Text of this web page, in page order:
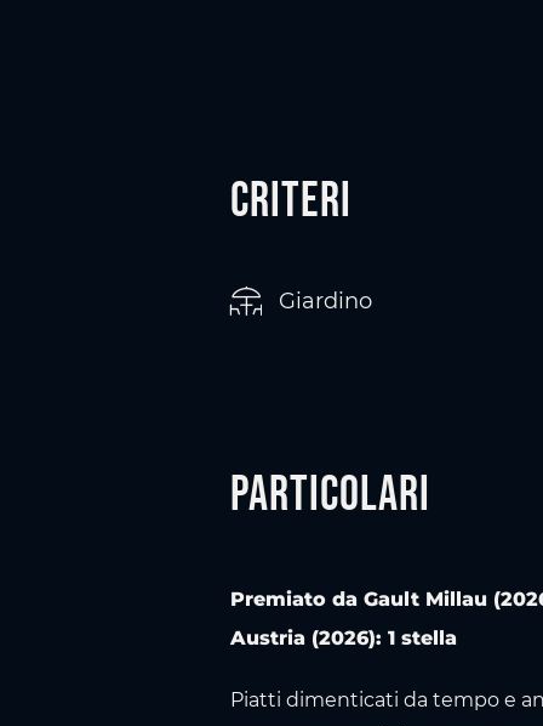
Criteri
Giardino
Particolari
Premiato da Gault Millau
Austria (2026): 1 stella
Piatti dimenticati da tempo e